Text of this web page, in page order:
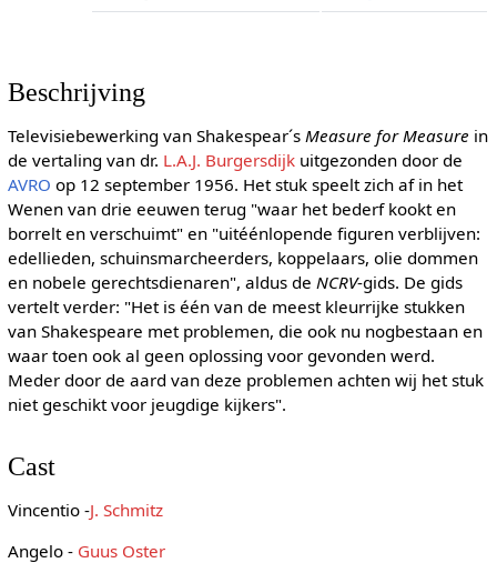
Beschrijving
Televisiebewerking van Shakespear´s Measure for Measure in
de vertaling van dr. L.A.J. Burgersdijkuitgezonden door de
AVRO op 12 september 1956. Het stuk speelt zich af in het
Wenen van drie eeuwen terug "waar het bederf kookt en
borrelt en verschuimt" en "uitéénlopende figuren verblijven:
edellieden, schuinsmarcheerders, koppelaars, olie dommen
en nobele gerechtsdienaren", aldus de NCRV-gids. De gids
vertelt verder: "Het is één van de meest kleurrijke stukken
van Shakespeare met problemen, die ook nu nogbestaan en
waar toen ook al geen oplossing voor gevonden werd.
Meder door de aard van deze problemen achten wij het stuk
niet geschikt voor jeugdige kijkers".
Cast
Vincentio -J. Schmitz
Angelo - Guus Oster